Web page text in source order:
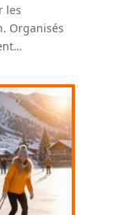
les
Organisés
…